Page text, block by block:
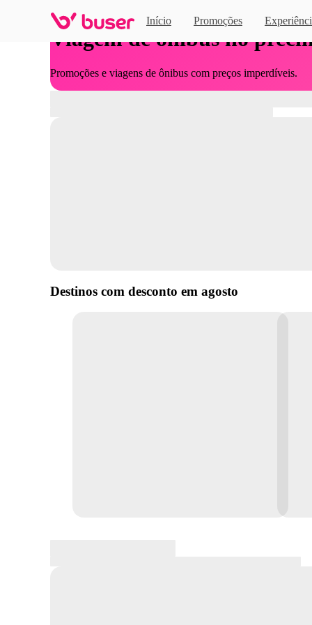
Início Promoções
Viagem de ônibus no
Promoções e viagens de ônibus com preços imperdíveis.
Destinos com desconto em agosto